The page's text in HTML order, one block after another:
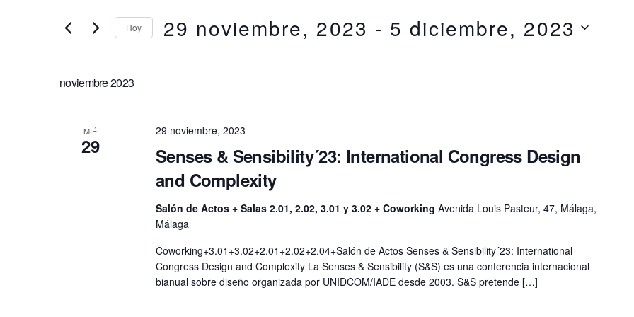
búsqueda
de
Busca
la
Hoy 29 noviembre, 2023 - 5 diciembre, 2023
fecha.
noviembre 2023
MIÉ
29
Senses & Sensibility´23: International Congress Design
and Complexity
29 noviembre, 2023
Salón de Actos + Salas 2.01, 2.02, 3.01 y 3.02 + Coworking Avenida Louis Pasteur, 47, Málaga,
Málaga
Coworking+3.01+3.02+2.01+2.02+2.04+Salón de Actos Senses & Sensibility´23: International
Congress Design and Complexity La Senses & Sensibility (S&S) es una conferencia internacional
bianual sobre diseño organizada por UNIDCOM/IADE desde 2003. S&S pretende […]